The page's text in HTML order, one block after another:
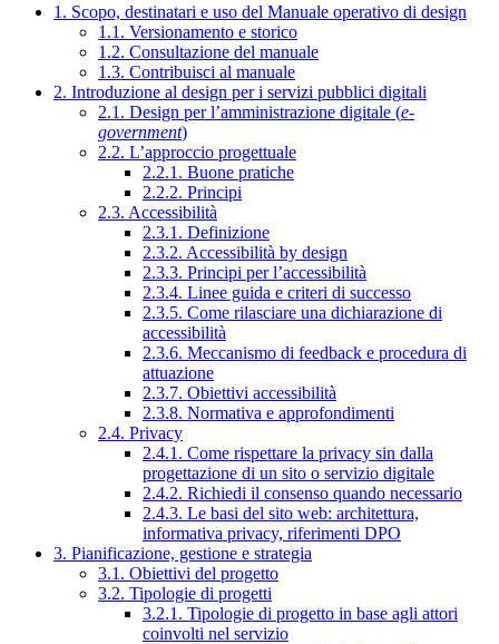
1. Scopo, destinatari e uso del Manuale operativo di design
1.1. Versionamento e storico
1.2. Consultazione del manuale
1.3. Contribuisci al manuale
2. Introduzione al design per i servizi pubblici digitali
2.1. Design per l’amministrazione digitale (e-
government)
2.2. L’approccio progettuale
2.2.1. Buone pratiche
2.2.2. Principi
2.3. Accessibilità
2.3.1. Definizione
2.3.2. Accessibilità by design
2.3.3. Principi per l’accessibilità
2.3.4. Linee guida e criteri di successo
2.3.5. Come rilasciare una dichiarazione di
accessibilità
2.3.6. Meccanismo di feedback e procedura di
attuazione
2.3.7. Obiettivi accessibilità
2.3.8. Normativa e approfondimenti
2.4. Privacy
2.4.1. Come rispettare la privacy sin dalla
progettazione di un sito o servizio digitale
2.4.2. Richiedi il consenso quando necessario
2.4.3. Le basi del sito web: architettura,
informativa privacy, riferimenti DPO
3. Pianificazione, gestione e strategia
3.1. Obiettivi del progetto
3.2. Tipologie di progetti
3.2.1. Tipologie di progetto in base agli attori
coinvolti nel servizio